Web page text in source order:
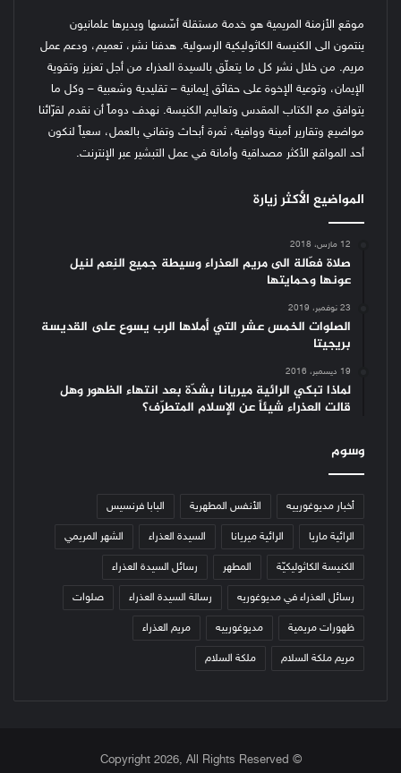
موقع الأزمنة المريمية هو خدمة مستقلة أسّسها ويديرها علمانيون
ينتمون الى الكنيسة الكاثوليكية الرسولية. هدفنا نشر، تعميم، ودعم عمل
مريم. من خلال نشر كل ما يتعلّق بالسيدة العذراء من أجل تعزيز وتقوية
الإيمان، وتوعية الإخوة على حقائق إيمانية – تقليدية وشعبية – وكل ما
يتوافق مع الكتاب المقدس وتعاليم الكنيسة. نهدف دوماً أن نقدم لقرّائنا
مواضيع وتقارير أمينة ووافية، ثمرة أبحاث وتفاني بالعمل، سعياً لنكون
أحد المواقع الأكثر مصداقية وأمانة في عمل التبشير عبر الإنترنت.
المواضيع الأكثر زيارة
12 مارس، 2018
صلاة فعّالة الى مريم العذراء وسيطة جميع النِعم لنيل
عونها وحمايتها
23 نوفمبر، 2019
الصلوات الخمس عشر التي أملاها الرب يسوع على القديسة
بريجيتا
19 ديسمبر، 2016
لماذا تبكي الرائية ميريانا بشدّة بعد انتهاء الظهور وهل
قالت العذراء شيئاً عن الإسلام المتطرّف؟
وسوم
أخبار مديوغورييه الأنفس المطهرية البابا فرنسيس
الرائية ماريا الرائية ميريانا السيدة العذراء الشهر المريمي
الكنيسة الكاثوليكيّة المطهر رسائل السيدة العذراء
رسائل العذراء في مديوغوريه رسالة السيدة العذراء صلوات
ظهورات مريمية مديوغورييه مريم العذراء
مريم ملكة السلام ملكة السلام
© Copyright 2026, All Rights Reserved